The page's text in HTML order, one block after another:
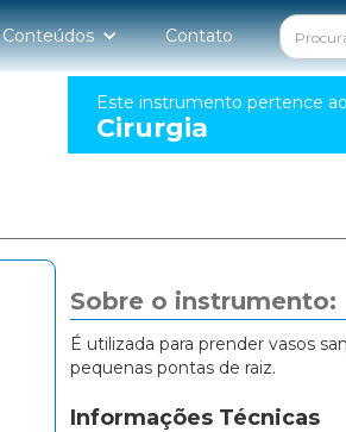
Conteúdos Contato
Este instrumento pertence
Cirurgia
Sobre o instrumento:
É utilizada para prender vasos
pequenas pontas de raiz.
Informações Técnicas